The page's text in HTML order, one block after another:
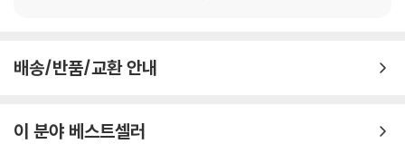
배송/반품/교환 안내
이 분야 베스트셀러